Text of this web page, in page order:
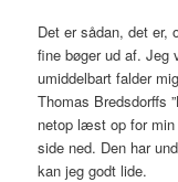
Det er sådan, det er,
fine bøger ud af.
umiddelbart falder
Thomas Bredsdorffs
netop læst op for
side ned. Den har
kan jeg godt lide.